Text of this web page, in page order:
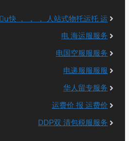
深񗷱ս快 ， ， ， 人站式物托运托 运چݭ 全球
电 海运服服务
电国空服服服务
电递服服服服
华人留专服务
运费价 报 运费价
DDP双 清包税服服务